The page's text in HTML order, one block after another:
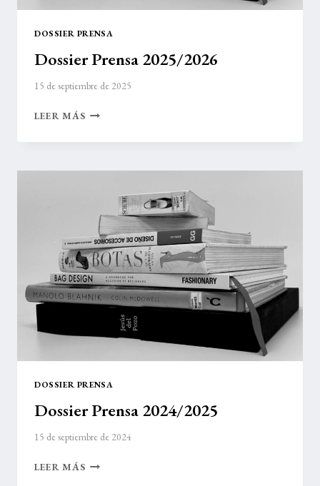
DOSSIER PRENSA
Dossier Prensa 2025/2026
15 de septiembre de 2025
LEER MÁSDOSSIER
2025/2026
DOSSIER PRENSA
Dossier Prensa 2024/2025
15 de septiembre de 2024
LEER MÁSDOSSIER